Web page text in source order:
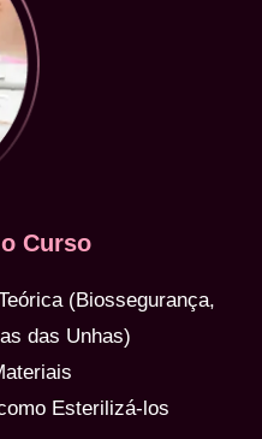
Curso
(Biossegurança,
das Unhas)
Esterilizá-los